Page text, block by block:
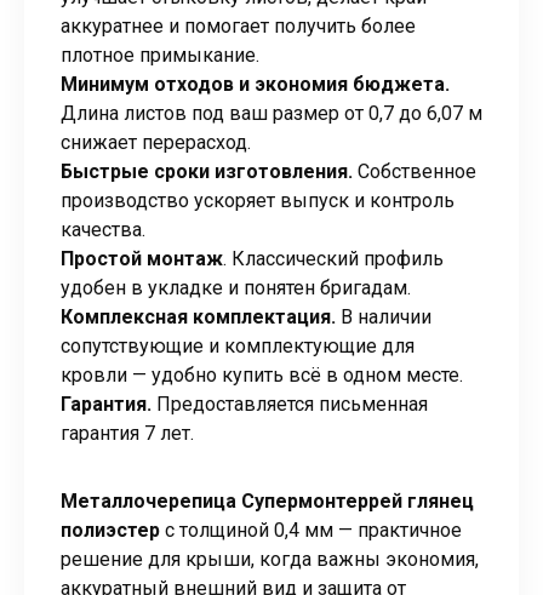
аккуратнее и помогает получить более
плотное примыкание.
Минимум отходов и экономия бюджета.
Длина листов под ваш размер от 0,7 до 6,07 м
снижает перерасход.
Быстрые сроки изготовления. Собственное
производство ускоряет выпуск и контроль
качества.
Простой монтаж. Классический профиль
удобен в укладке и понятен бригадам.
Комплексная комплектация. В наличии
сопутствующие и комплектующие для
кровли — удобно купить всё в одном месте.
Гарантия. Предоставляется письменная
гарантия 7 лет.
Металлочерепица Супермонтеррей глянец
полиэстер с толщиной 0,4 мм — практичное
решение для крыши, когда важны экономия,
аккуратный внешний вид и защита от